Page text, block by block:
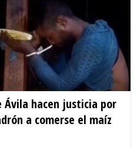
Ávila hacen justicia por
a comerse el maíz